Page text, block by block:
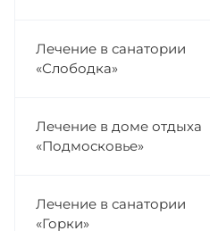
Лечение в санатории
«Слободка»
Лечение в доме отдыха
«Подмосковье»
Лечение в санатории
«Горки»